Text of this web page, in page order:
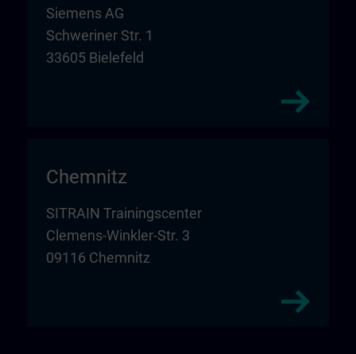
Siemens AG
Schweriner Str. 1
33605 Bielefeld
Chemnitz
SITRAIN Trainingscenter
Clemens-Winkler-Str. 3
09116 Chemnitz